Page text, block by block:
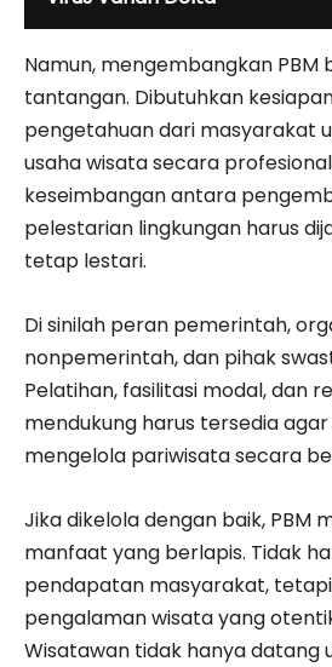
Namun, mengembangkan PBM
tantangan. Dibutuhkan
pengetahuan dari masyarakat
usaha wisata secara
keseimbangan antara
pelestarian lingkungan harus
tetap lestari.
Di sinilah peran pemerintah,
nonpemerintah, dan pihak
Pelatihan, fasilitasi modal, dan
mendukung harus tersedia
mengelola pariwisata secara
Jika dikelola dengan baik, PBM
manfaat yang berlapis. Tidak
pendapatan masyarakat,
pengalaman wisata yang
Wisatawan tidak hanya datang